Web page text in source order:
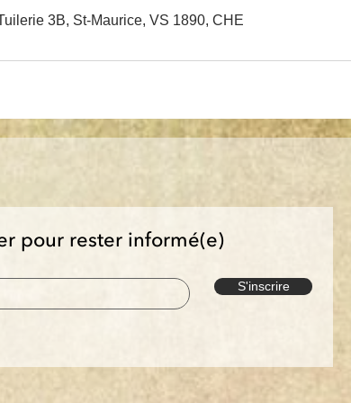
3B, St-Maurice, VS 1890, CHE
pour rester informé(e)
S'inscrire